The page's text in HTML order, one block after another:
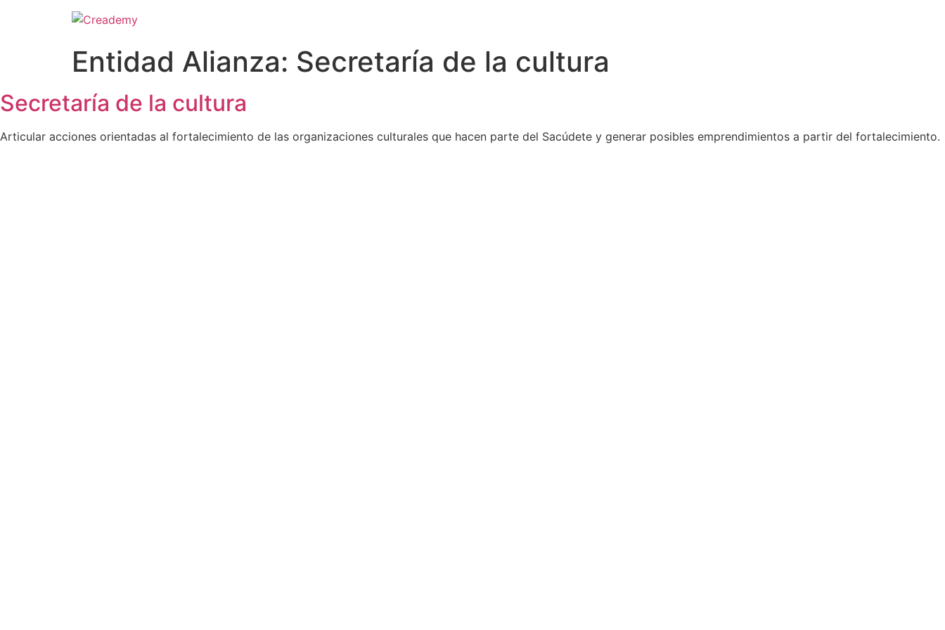
Entidad Alianza: Secretaría de la cultura
Secretaría de la cultura
Articular acciones orientadas al fortalecimiento de las organizaciones culturales que hacen parte del Sacúdete y generar posibles emprendimientos a partir del fortalecimiento.